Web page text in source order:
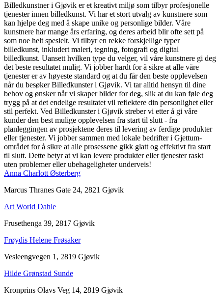
Billedkunstner i Gjøvik er et kreativt miljø som tilbyr profesjonelle
tjenester innen billedkunst. Vi har et stort utvalg av kunstnere som
kan hjelpe deg med å skape unike og personlige bilder. Våre
kunstnere har mange års erfaring, og deres arbeid blir ofte sett på
som noe helt spesielt. Vi tilbyr en rekke forskjellige typer
billedkunst, inkludert maleri, tegning, fotografi og digital
billedkunst. Uansett hvilken type du velger, vil våre kunstnere gi deg
det beste resultatet mulig. Vi jobber hardt for å sikre at alle våre
tjenester er av høyeste standard og at du får den beste opplevelsen
når du besøker Billedkunster i Gjøvik. Vi tar alltid hensyn til dine
behov og ønsker når vi skaper bilder for deg, slik at du kan føle deg
trygg på at det endelige resultatet vil reflektere din personlighet eller
stil perfekt. Ved Billedkunster i Gjøvik streber vi etter å gi våre
kunder den best mulige opplevelsen fra start til slutt - fra
planleggingen av prosjektene deres til levering av ferdige produkter
eller tjenester. Vi jobber sammen med lokale bedrifter i Gjettum-
området for å sikre at alle prosessene gikk glatt og effektivt fra start
til slutt. Dette betyr at vi kan levere produkter eller tjenester raskt
uten problemer eller ubehageligheter underveis!
Anna Charlott Østerberg
Marcus Thranes Gate 24, 2821 Gjøvik
Art World Dahle
Frusethenga 39, 2817 Gjøvik
Frøydis Helene Frøsaker
Vesleengvegen 1, 2819 Gjøvik
Hilde Grønstad Sunde
Kronprins Olavs Veg 14, 2819 Gjøvik